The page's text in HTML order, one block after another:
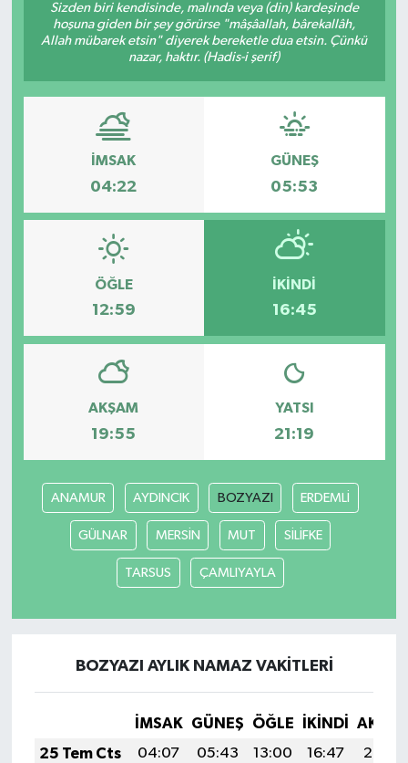
Sizden biri kendisinde, malında veya (din) kardeşinde
hoşuna giden bir şey görürse "mâşâallah, bârekallâh,
Allah mübarek etsin" diyerek bereketle dua etsin. Çünkü
nazar, haktır. (Hadis-i şerif)
İMSAK
04:22
GÜNEŞ
05:53
ÖĞLE
12:59
İKINDI
16:45
AKŞAM
19:55
YATSI
21:19
ANAMUR AYDINCIK BOZYAZI ERDEMLİ
GÜLNAR MERSİN MUT SİLİFKE
TARSUS ÇAMLIYAYLA
BOZYAZI AYLIK NAMAZ VAKITLERI
İMSAK GÜNEŞ ÖĞLE İKINDI
25 Tem Cts
04:07 05:43 13:00 16:47
20:07
Ekonomi
Genel
Gündem
Kültür Sanat
Magazin
Politika
Son Dakika
Yerel
AboneHaber Özel